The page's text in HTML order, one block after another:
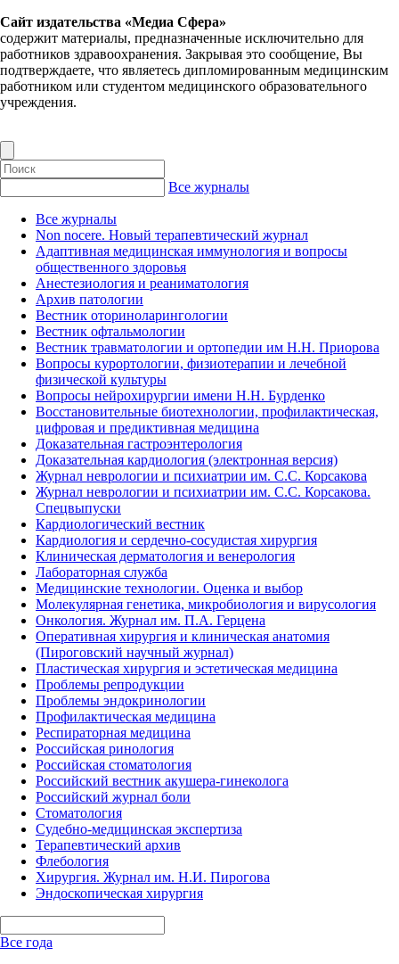
Сайт издательства «Медиа Сфера»
содержит материалы, предназначенные исключительно для
работников здравоохранения. Закрывая это сообщение, Вы
подтверждаете, что являетесь дипломированным медицинским
работником или студентом медицинского образовательного
учреждения.
Все журналы
Все журналы
Non nocere. Новый терапевтический журнал
Адаптивная медицинская иммунология и вопросы
общественного здоровья
Анестезиология и реаниматология
Архив патологии
Вестник оториноларингологии
Вестник офтальмологии
Вестник травматологии и ортопедии им Н.Н. Приорова
Вопросы курортологии, физиотерапии и лечебной
физической культуры
Вопросы нейрохирургии имени Н.Н. Бурденко
Восстановительные биотехнологии, профилактическая,
цифровая и предиктивная медицина
Доказательная гастроэнтерология
Доказательная кардиология (электронная версия)
Журнал неврологии и психиатрии им. С.С. Корсакова
Журнал неврологии и психиатрии им. С.С. Корсакова.
Спецвыпуски
Кардиологический вестник
Кардиология и сердечно-сосудистая хирургия
Клиническая дерматология и венерология
Лабораторная служба
Медицинские технологии. Оценка и выбор
Молекулярная генетика, микробиология и вирусология
Онкология. Журнал им. П.А. Герцена
Оперативная хирургия и клиническая анатомия
(Пироговский научный журнал)
Пластическая хирургия и эстетическая медицина
Проблемы репродукции
Проблемы эндокринологии
Профилактическая медицина
Респираторная медицина
Российская ринология
Российская стоматология
Российский вестник акушера-гинеколога
Российский журнал боли
Стоматология
Судебно-медицинская экспертиза
Терапевтический архив
Флебология
Хирургия. Журнал им. Н.И. Пирогова
Эндоскопическая хирургия
Все года